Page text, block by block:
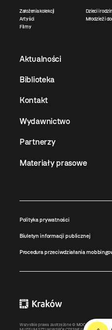
Założenia kolekcji
Artyści
Filmy
Dzieci i
Młodzież i
Aktualności
Biblioteka
Kontakt
Wydawnictwo
Partnerzy
Materiały prasowe
Polityka prywatności
Biuletyn informacji publicznej
Procedura przeciwdziałania
Wszystkie prawa zastrzeżone © MOCAK2011-2026